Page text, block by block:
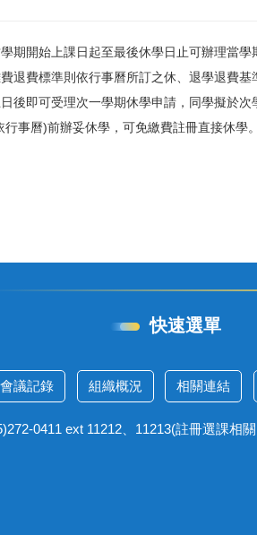
期開始上課日起至最後休學日止可辦理當學
退費標準則依行事曆所訂之休、退學退費基
後即可受理次一學期休學申請，同學擬於次
事曆)前辦妥休學，可免繳費註冊直接休學。
快速選單
會議記錄 組織概況 相關連結
0411 ext 11212、11213(註冊選課相